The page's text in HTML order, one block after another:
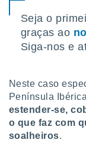
medir o
de dados
fontes,
e melhorar
dados
Seja o
graças ao
Siga-nos e
Neste caso
Península
estender-se,
o que faz com
soalheiros.